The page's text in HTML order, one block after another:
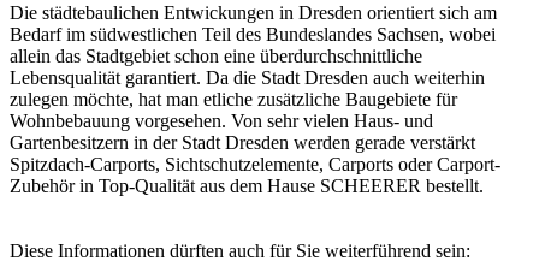
Die städtebaulichen Entwickungen in Dresden orientiert sich am
Bedarf im südwestlichen Teil des Bundeslandes Sachsen, wobei
allein das Stadtgebiet schon eine überdurchschnittliche
Lebensqualität garantiert. Da die Stadt Dresden auch weiterhin
zulegen möchte, hat man etliche zusätzliche Baugebiete für
Wohnbebauung vorgesehen. Von sehr vielen Haus- und
Gartenbesitzern in der Stadt Dresden werden gerade verstärkt
Spitzdach-Carports, Sichtschutzelemente, Carports oder Carport-
Zubehör in Top-Qualität aus dem Hause SCHEERER bestellt.
Diese Informationen dürften auch für Sie weiterführend sein: